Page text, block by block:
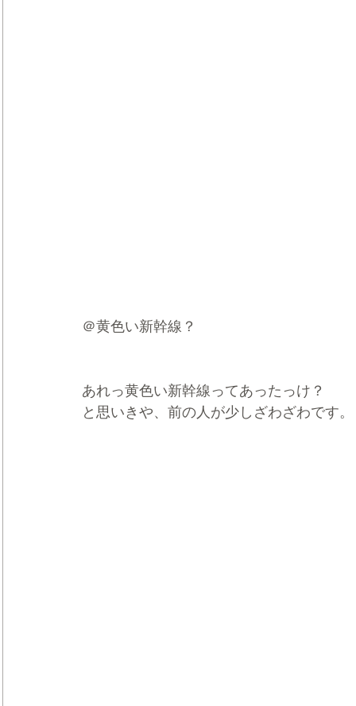
＠黄色い新幹線？
あれっ黄色い新幹線ってあったっけ？
と思いきや、前の人が少しざわざわです。